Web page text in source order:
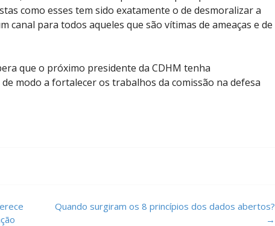
como esses tem sido exatamente o de desmoralizar a
canal para todos aqueles que são vítimas de ameaças e de
que o próximo presidente da CDHM tenha
modo a fortalecer os trabalhos da comissão na defesa
Quando surgiram os 8 princípios dos dados abertos?
→